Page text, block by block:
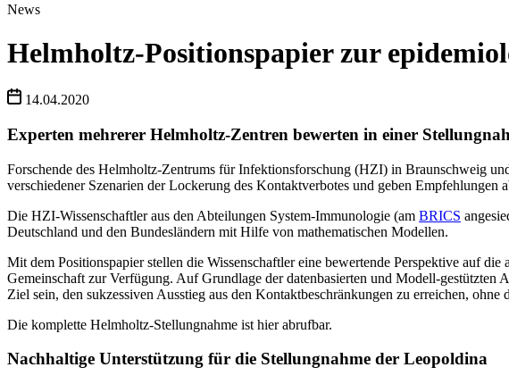
News
Helmholtz-Positionspapier zur
14.04.2020
Experten mehrerer Helmholtz-Zentren bewerten in einer
Forschende des Helmholtz-Zentrums für Infektionsforschung (HZI) in Braunschweig
verschiedener Szenarien der Lockerung des Kontaktverbotes und geben Empfehlungen
Die HZI-Wissenschaftler aus den Abteilungen System-Immunologie (am BRICS
Deutschland und den Bundesländern mit Hilfe von mathematischen Modellen.
Mit dem Positionspapier stellen die Wissenschaftler eine bewertende Perspektive auf
Gemeinschaft zur Verfügung. Auf Grundlage der datenbasierten und Modell-gestützten
Ziel sein, den sukzessiven Ausstieg aus den Kontaktbeschränkungen zu erreichen,
Die komplette Helmholtz-Stellungnahme ist hier abrufbar.
Nachhaltige Unterstützung für die Stellungnahme der Leopoldina